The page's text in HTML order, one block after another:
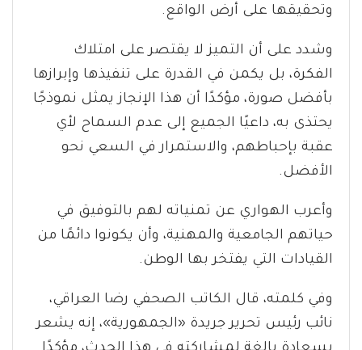
وتحقيقها على أرض الواقع.
وشدد على أن التميز لا يقتصر على امتلاك
الفكرة، بل يكمن في القدرة على تنفيذها وإبرازها
بأفضل صورة، مؤكدًا أن هذا الإنجاز يمثل نموذجًا
يحتذى به، داعيًا الجميع إلى عدم السماح لأي
عقبة بإحباطهم، والاستمرار في السعي نحو
الأفضل.
وأعرب الهواري عن تمنياته لهم بالتوفيق في
حياتهم الجامعية والمهنية، وأن يكونوا دائمًا من
القيادات التي يفتخر بها الوطن.
وفي كلمته، قال الكاتب الصحفي رضا العراقي،
نائب رئيس تحرير جريدة «الجمهورية»، إنه يشعر